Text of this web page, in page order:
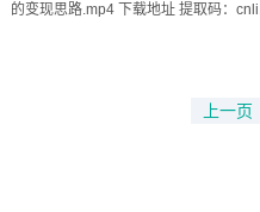
的变现思路.mp4 下载地址 提取码：
上一页